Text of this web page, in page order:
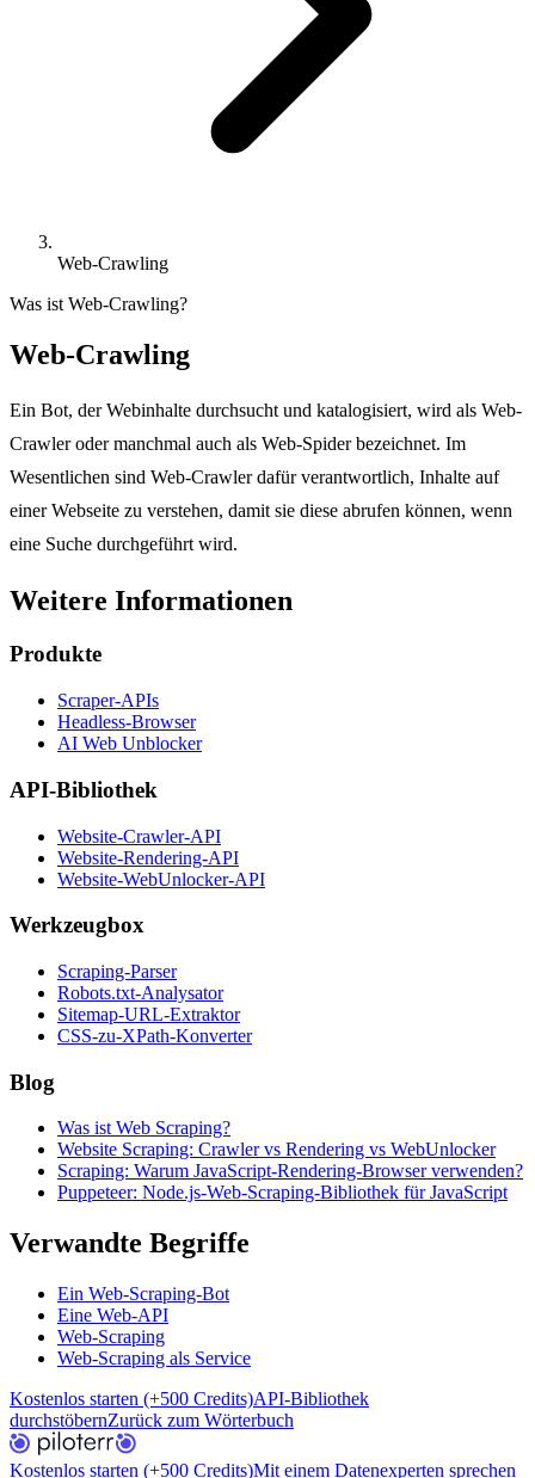
Web-Crawling
Was ist Web-Crawling?
Web-Crawling
Ein Bot, der Webinhalte durchsucht und katalogisiert, wird als Web-
Crawler oder manchmal auch als Web-Spider bezeichnet. Im
Wesentlichen sind Web-Crawler dafür verantwortlich, Inhalte auf
einer Webseite zu verstehen, damit sie diese abrufen können, wenn
eine Suche durchgeführt wird.
Weitere Informationen
Produkte
Scraper-APIs
Headless-Browser
AI Web Unblocker
API-Bibliothek
Website-Crawler-API
Website-Rendering-API
Website-WebUnlocker-API
Werkzeugbox
Scraping-Parser
Robots.txt-Analysator
Sitemap-URL-Extraktor
CSS-zu-XPath-Konverter
Blog
Was ist Web Scraping?
Website Scraping: Crawler vs Rendering vs WebUnlocker
Scraping: Warum JavaScript-Rendering-Browser verwenden?
Puppeteer: Node.js-Web-Scraping-Bibliothek für JavaScript
Verwandte Begriffe
Ein Web-Scraping-Bot
Eine Web-API
Web-Scraping
Web-Scraping als Service
Kostenlos starten (+500 Credits)API-Bibliothek
durchstöbernZurück zum Wörterbuch
Kostenlos starten (+500 Credits)Mit einem Datenexperten sprechen